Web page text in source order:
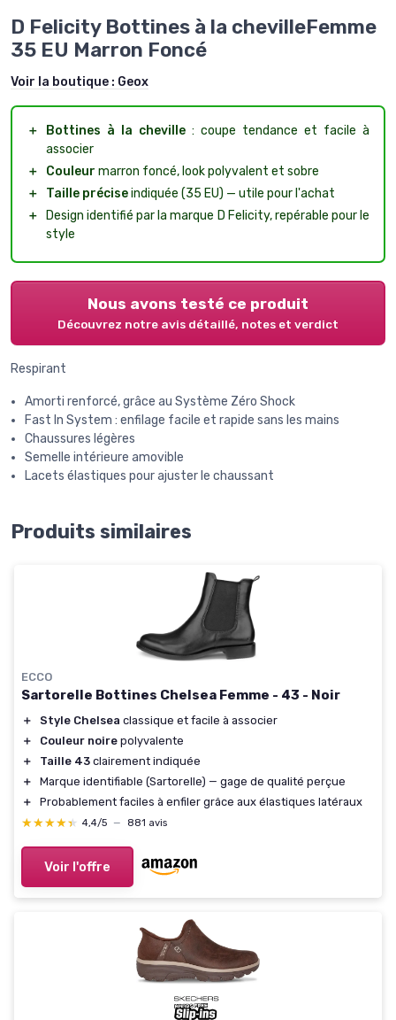
D Felicity Bottines à la chevilleFemme
35 EU Marron Foncé
Voir la boutique : Geox
＋ Bottines à la cheville : coupe tendance et facile à
associer
＋
Couleur marron foncé, look polyvalent et sobre
＋
Taille préciseindiquée (35 EU) — utile pour l'achat
＋
Design identifié par la marque D Felicity, repérable pour le
style
Nous avons testé ce produit
Découvrez notre avis détaillé, notes et verdict
Respirant
Amorti renforcé, grâce au Système Zéro Shock
Fast In System : enfilage facile et rapide sans les mains
Chaussures légères
Semelle intérieure amovible
Lacets élastiques pour ajuster le chaussant
Produits similaires
ECCO
Sartorelle Bottines Chelsea Femme - 43 - Noir
＋ Style Chelsea classique et facile à associer
＋
Couleur noire polyvalente
＋
Taille 43 clairement indiquée
＋
Marque identifiable (Sartorelle) — gage de qualité perçue
＋
Probablement faciles à enfiler grâce aux élastiques latéraux
★★★★★
★★★★★ 4,4/5 — 881 avis
Voir l'offre